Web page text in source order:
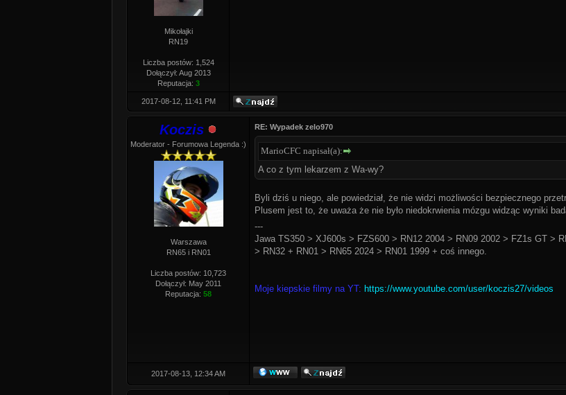
Mikołajki
RN19
Liczba postów: 1,524
Dołączył: Aug 2013
Reputacja: 3
2017-08-12, 11:41 PM
Koczis
Moderator - Forumowa Legenda :)
Warszawa
RN65 i RN01
Liczba postów: 10,723
Dołączył: May 2011
Reputacja: 58
RE: Wypadek zelo970
MarioCFC napisał(a):
A co z tym lekarzem z Wa-wy?
Byli dziś u niego, ale powiedział, że nie widzi możliwości bezpiecznego
Plusem jest to, że uważa że nie było niedokrwienia mózgu widząc wyniki
---
Jawa TS350 > XJ600s > FZS600 > RN12 2004 > RN09 2002 > FZ1s GT >
> RN32 + RN01 > RN65 2024 > RN01 1999 + coś innego.
Moje kiepskie filmy na YT: https://www.youtube.com/user/koczis27/videos
2017-08-13, 12:34 AM